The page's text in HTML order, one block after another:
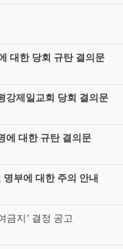
대한 당회 규탄 결의문
강제일교회 당회 결의문
에 대한 규탄 결의문
부에 대한 주의 안내
금지’ 결정 공고